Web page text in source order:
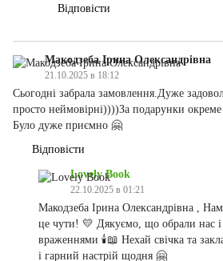
Відповісти
Макодзеба Ірина Олександрівна
21.10.2025 в 18:12
Сьогодні забрала замовлення.Дуже
просто неймовірні))))За подарунки
Було дуже приємно 🤗
Відповісти
Lovely Book
22.10.2025 в 01:21
Макодзеба Ірина Олександрівна ,
це чути! 💛 Дякуємо, що обрали нас і
враженнями 🕯️📖 Нехай свічка та
і гарний настрій щодня 🤗